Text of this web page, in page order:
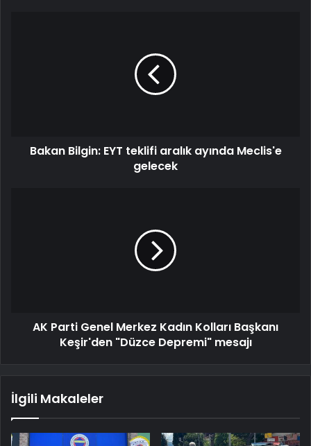
Bakan Bilgin: EYT teklifi aralık ayında Meclis'e
gelecek
AK Parti Genel Merkez Kadın Kolları Başkanı
Keşir'den "Düzce Depremi" mesajı
İlgili Makaleler